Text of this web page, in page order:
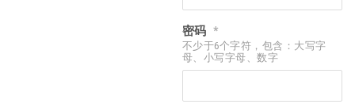
密码 *
不少于6个字符，包含：大写字
母、小写字母、数字